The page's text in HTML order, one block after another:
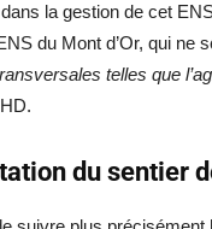
la gestion de cet
du Mont d’Or, qui ne
telles que
du sentier